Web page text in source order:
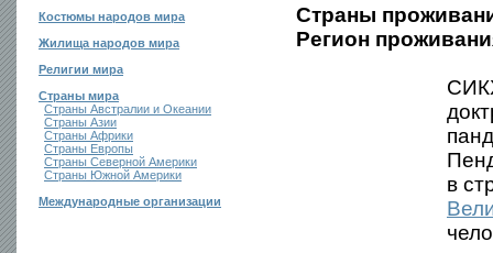
Костюмы народов мира
Жилища народов мира
Религии мира
Страны мира
Страны Австралии и Океании
Страны Азии
Страны Африки
Страны Европы
Страны Северной Америки
Страны Южной Америки
Международные организации
Страны
Регион
в